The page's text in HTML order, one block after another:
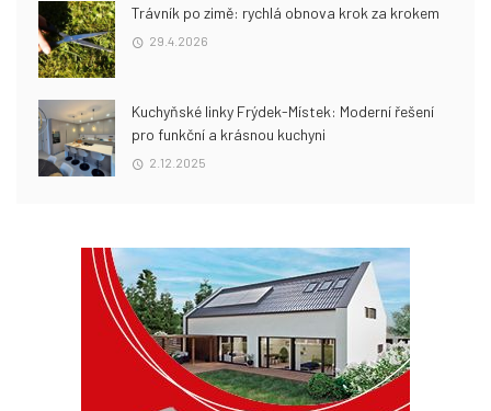
Trávník po zimě: rychlá obnova krok za krokem
29.4.2026
Kuchyňské linky Frýdek-Místek: Moderní řešení
pro funkční a krásnou kuchyni
2.12.2025